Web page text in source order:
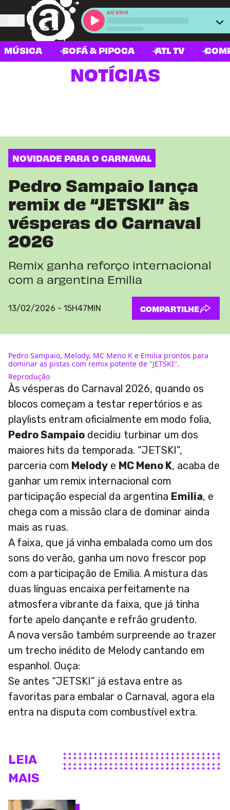
AO VIVO
MÚSICA SOFÁ & PIPOCA ATL TV
NOTÍCIAS
NOVIDADE PARA O CARNAVAL
Pedro Sampaio lança
remix de “JETSKI” às
vésperas do Carnaval
2026
Remix ganha reforço internacional
com a argentina Emilia
13/02/2026 - 15H47MIN COMPARTILHE
Pedro Sampaio, Melody, MC Meno K e Emilia prontos para
dominar as pistas com remix potente de "JETSKI".
Reprodução
Às vésperas do Carnaval 2026, quando os
blocos começam a testar repertórios e as
playlists entram oficialmente em modo folia,
Pedro Sampaio decidiu turbinar um dos
maiores hits da temporada. “JETSKI”,
parceria com Melody e MC Meno K, acaba de
ganhar um remix internacional com
participação especial da argentina Emilia, e
chega com a missão clara de dominar ainda
mais as ruas.
A faixa, que já vinha embalada como um dos
sons do verão, ganha um novo frescor pop
com a participação de Emilia. A mistura das
duas línguas encaixa perfeitamente na
atmosfera vibrante da faixa, que já tinha
forte apelo dançante e refrão grudento.
A nova versão também surpreende ao trazer
um trecho inédito de Melody cantando em
espanhol. Ouça:
Se antes “JETSKI” já estava entre as
favoritas para embalar o Carnaval, agora ela
entra na disputa com combustível extra.
LEIA
MAIS